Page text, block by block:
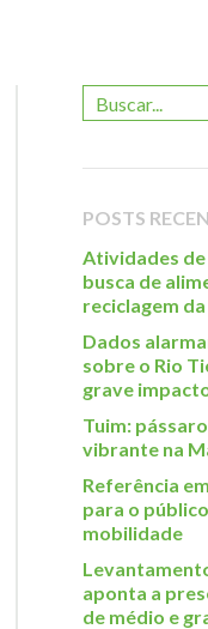
POSTS
Atividades
busca de
reciclagem
Dados
sobre o Rio
grave
Tuim:
vibrante na
Referência
para o
mobilidade
aponta a
de médio e